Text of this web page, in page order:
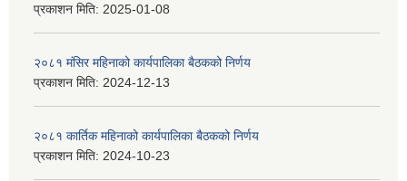
प्रकाशन मिति: 2025-01-08
२०८१ मंसिर महिनाको कार्यपालिका बैठकको निर्णय
प्रकाशन मिति: 2024-12-13
२०८१ कार्तिक महिनाको कार्यपालिका बैठकको निर्णय
प्रकाशन मिति: 2024-10-23